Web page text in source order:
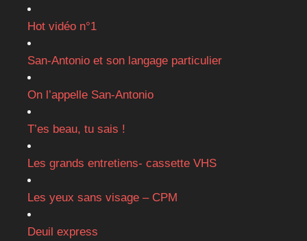
Hot vidéo n°1
San-Antonio et son langage particulier
On l’appelle San-Antonio
T’es beau, tu sais !
Les grands entretiens- cassette VHS
Les yeux sans visage – CPM
Deuil express